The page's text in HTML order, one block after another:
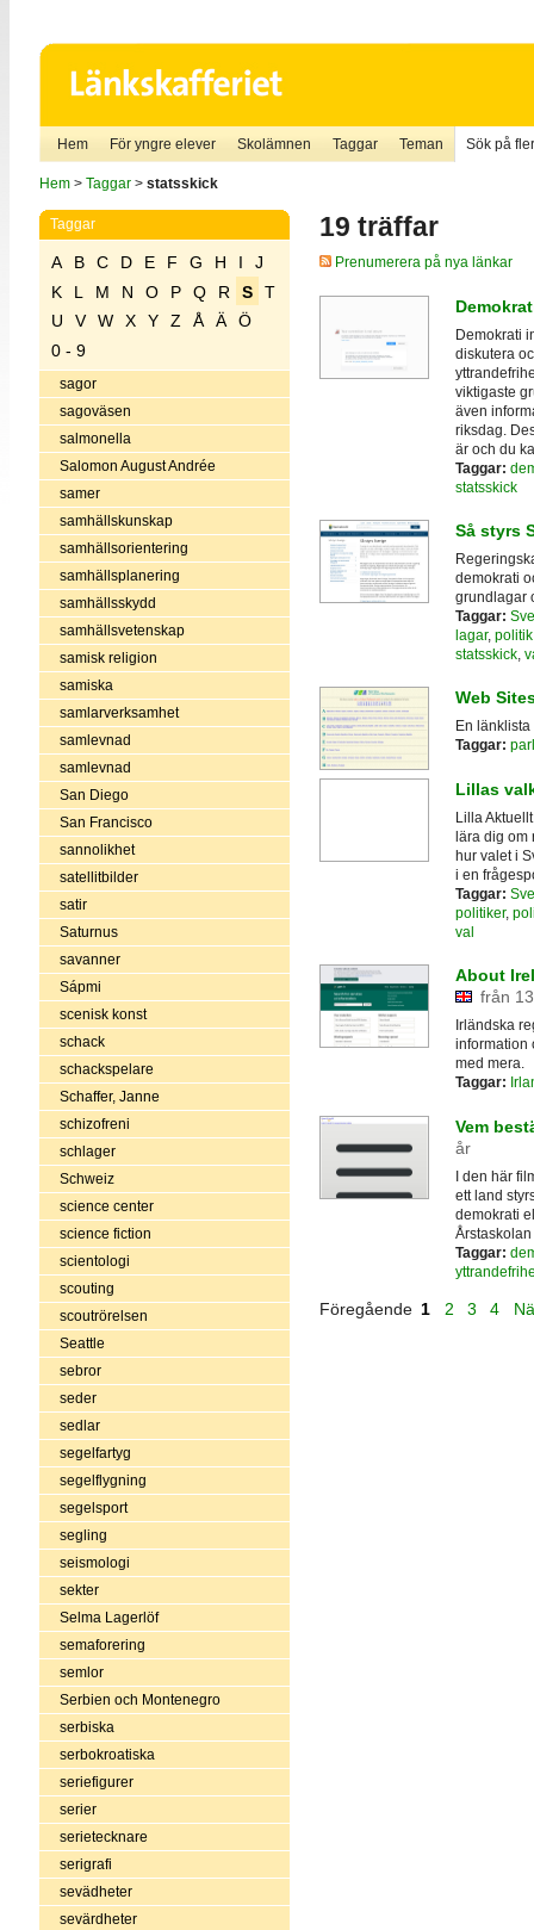
Hem För yngre elever Skolämnen Taggar Teman Sök på
Hem> Taggar> statsskick
Taggar
A B C D E F G H I
J
K
L M N O P Q R S
T
U
V W X Y Z Å Ä
Ö
0 - 9
sagor
sagoväsen
salmonella
Salomon August Andrée
samer
samhällskunskap
samhällsorientering
samhällsplanering
samhällsskydd
samhällsvetenskap
samisk religion
samiska
samlarverksamhet
samlevnad
samlevnad
San Diego
San Francisco
sannolikhet
satellitbilder
satir
Saturnus
savanner
Sápmi
scenisk konst
schack
schackspelare
Schaffer, Janne
schizofreni
schlager
Schweiz
science center
science fiction
scientologi
scouting
scoutrörelsen
Seattle
sebror
seder
sedlar
segelfartyg
segelflygning
segelsport
segling
seismologi
sekter
Selma Lagerlöf
semaforering
semlor
Serbien och Montenegro
serbiska
serbokroatiska
seriefigurer
serier
serietecknare
serigrafi
sevädheter
sevärdheter
19 träffar
Prenumerera på nya länkar
Demokrati
diskutera
viktigaste
även
riksdag.
är och du
Taggar:
statsskick
Så styrs
demokrati
grundlagar
Taggar:
lagar, politik
statsskick,
Web
En
Taggar:
Lillas
Lilla
lära dig om
hur valet i
i en
Taggar:
politiker,
val
About
från
Irländska
information
med mera.
Taggar:
Vem
år
I den här
ett land
demokrati
Taggar:
Föregående 1 2 3 4